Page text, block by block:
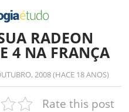
RADEON
4 NA FRANÇA
2008 (HACE 18 ANOS)
Rate this post